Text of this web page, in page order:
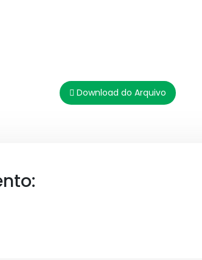
Download do Arquivo